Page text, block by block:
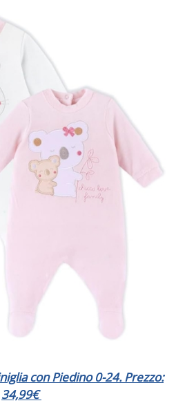
con Piedino 0-24. Prezzo:
34,99€